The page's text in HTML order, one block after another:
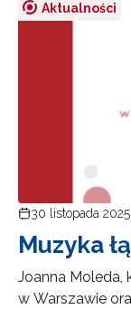
Aktualności
30 listopada 2025
Muzyka
Joanna Moleda,
w Warszawie